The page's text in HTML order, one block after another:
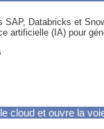
Databricks et
artificielle (IA) pour
cloud et ouvre la